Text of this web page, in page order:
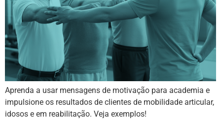
Aprenda a usar mensagens de motivação para academia e
impulsione os resultados de clientes de mobilidade articular,
idosos e em reabilitação. Veja exemplos!